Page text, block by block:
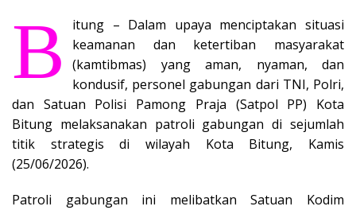
B
itung – Dalam upaya menciptakan situasi
keamanan dan ketertiban masyarakat
(kamtibmas) yang aman, nyaman, dan
kondusif, personel gabungan dari TNI, Polri,
dan Satuan Polisi Pamong Praja (Satpol PP) Kota
Bitung melaksanakan patroli gabungan di sejumlah
titik strategis di wilayah Kota Bitung, Kamis
(25/06/2026).
Patroli gabungan ini melibatkan Satuan Kodim